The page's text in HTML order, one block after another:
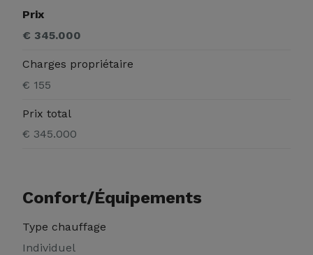
Prix
€ 345.000
Charges propriétaire
€ 155
Prix total
€ 345.000
Confort/Équipements
Type chauffage
Individuel